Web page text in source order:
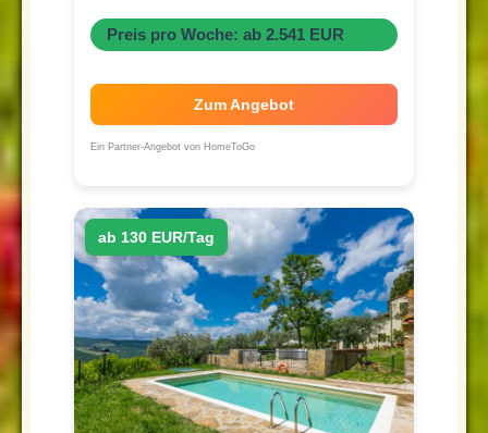
Preis pro Woche: ab 2.541 EUR
Zum Angebot
Ein Partner-Angebot von HomeToGo
ab 130 EUR/Tag